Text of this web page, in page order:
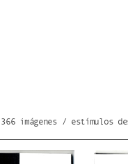
imágenes / estímulos